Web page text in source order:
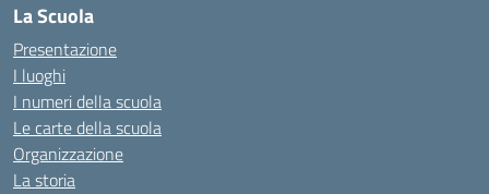
La Scuola
Presentazione
I luoghi
I numeri della scuola
Le carte della scuola
Organizzazione
La storia